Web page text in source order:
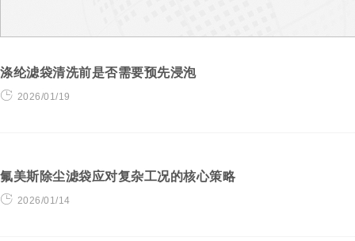
涤纶滤袋清洗前是否需要预先浸泡
2026/01/19
氟美斯除尘滤袋应对复杂工况的核心策略
2026/01/14